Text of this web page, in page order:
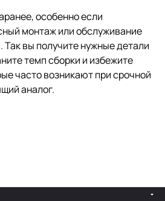
особенно если
монтаж или обслуживание
Так вы получите нужные детали
темп сборки и избежите
часто возникают при срочной
аналог.